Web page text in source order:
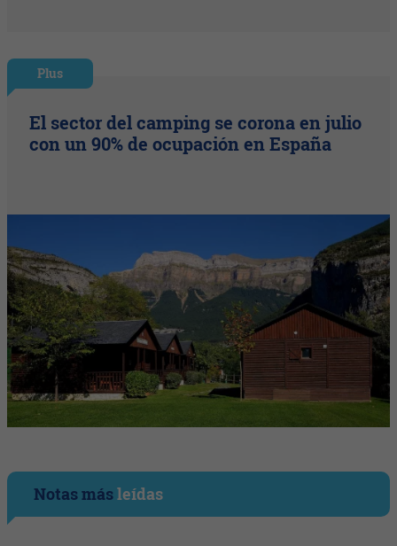
Plus
El sector del camping se corona en julio
con un 90% de ocupación en España
Notas másleídas